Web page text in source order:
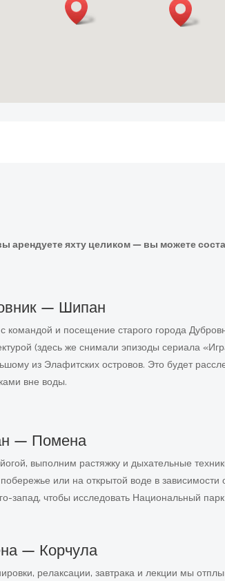
яхту целиком — вы можете
— Шипан
командой и посещение старого города
(здесь же снимали эпизоды сериала
из Элафитских островов. Это будет
вне воды.
— Помена
выполним растяжку и дыхательные
или на открытой воде в зависимости
запад, чтобы исследовать Национальный
— Корчула
релаксации, завтрака и лекции мы